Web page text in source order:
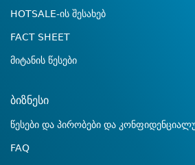
HOTSALE-ის შესახებ
FACT SHEET
მიტანის წესები
ბიზნესი
წესები და პირობები და
FAQ